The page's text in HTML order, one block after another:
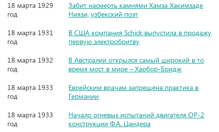
18 марта 1929
год
Забит насмерть камнями Хамза Хакимзаде
Ниязи, узбекский поэт
18 марта 1931
год
В США компания Schick выпустила в продажу
первую электробритву
18 марта 1932
год
В Австралии открылся самый широкий в то
время мост в мире – Харбор-Бридж
18 марта 1933
год
Еврейским врачам запрещена практика в
Германии
18 марта 1933
год
Начало огневых испытаний двигателя ОР-2
конструкции Ф.А. Цандера